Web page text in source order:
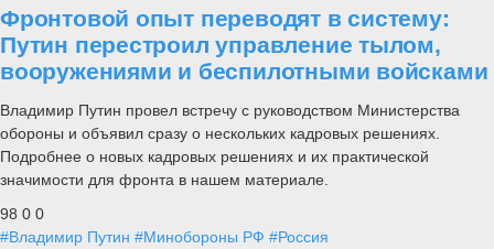
Фронтовой опыт переводят в систему:
Путин перестроил управление тылом,
вооружениями и беспилотными войсками
Владимир Путин провел встречу с руководством Министерства
обороны и объявил сразу о нескольких кадровых решениях.
Подробнее о новых кадровых решениях и их практической
значимости для фронта в нашем материале.
98 0 0
#Владимир Путин #Минобороны РФ #Россия